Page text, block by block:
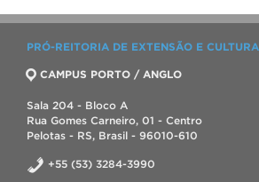
PRÓ-REITORIA DE EXTENSÃO E CULTURA
CAMPUS PORTO / ANGLO
Sala 204 - Bloco A
Rua Gomes Carneiro, 01 - Centro
Pelotas - RS, Brasil - 96010-610
+55 (53) 3284-3990